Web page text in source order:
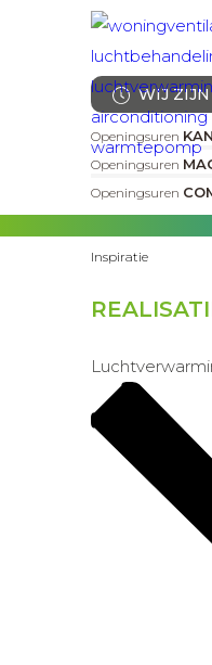
WIJ ZIJN
Openingsuren
Openingsuren
Openingsuren
Inspiratie